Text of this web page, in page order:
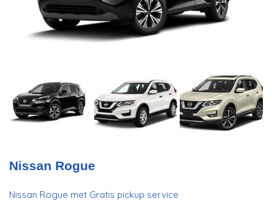
Nissan Rogue
Nissan Rogue met Gratis pickup service